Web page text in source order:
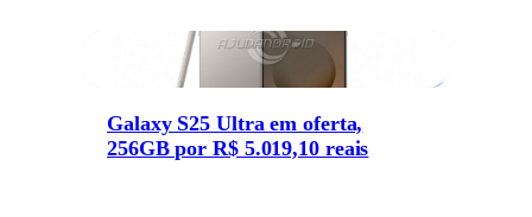
Galaxy S25 Ultra em oferta,
256GB por R$ 5.019,10 reais